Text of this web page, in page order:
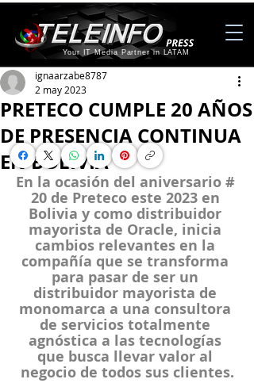
Your IT Media Partner in LATAM
PRETECO CUMPLE 20 AÑOS
DE PRESENCIA CONTINUA
EN BOLIVIA
ignaarzabe8787
2 may 2023
En la ocasión del aniversario #
20 de Preteco este 2023 en
Bolivia y como distribuidor
mayorista de Oracle, inicia
cambios relevantes en la
compañía que se transforma
para pasar de ser un
distribuidor mayorista de
monomarca a una consultora
de servicios totalmente
agnóstica a las tecnologías
que busca llevar valor al
negocio de todos sus clientes.